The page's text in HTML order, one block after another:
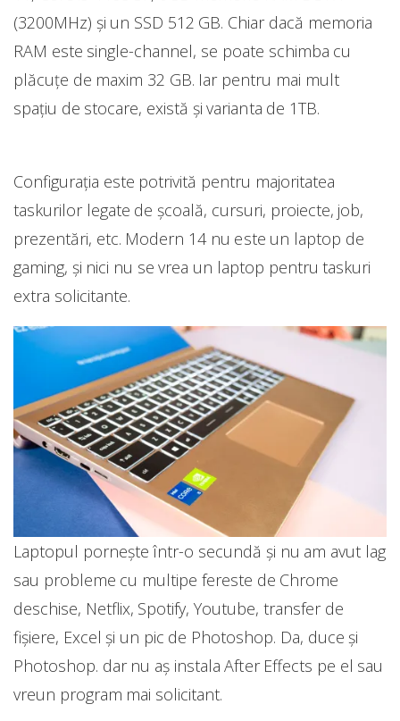
(3200MHz) și un SSD 512 GB. Chiar dacă memoria
RAM este single-channel, se poate schimba cu
plăcuțe de maxim 32 GB. Iar pentru mai mult
spațiu de stocare, există și varianta de 1TB.
Configurația este potrivită pentru majoritatea
taskurilor legate de școală, cursuri, proiecte, job,
prezentări, etc. Modern 14 nu este un laptop de
gaming, și nici nu se vrea un laptop pentru taskuri
extra solicitante.
Laptopul pornește într-o secundă și nu am avut lag
sau probleme cu multipe fereste de Chrome
deschise, Netflix, Spotify, Youtube, transfer de
fișiere, Excel și un pic de Photoshop. Da, duce și
Photoshop. dar nu aș instala After Effects pe el sau
vreun program mai solicitant.